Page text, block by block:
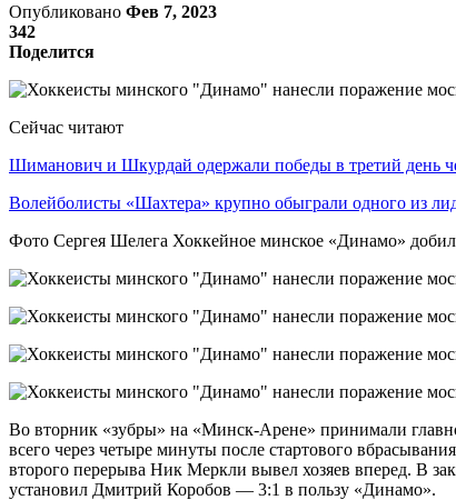
Опубликовано Фев 7, 2023
342
Поделится
Сейчас читают
Шиманович и Шкурдай одержали победы в третий день
Волейболисты «Шахтера» крупно обыграли одного из
Фото Сергея Шелега Хоккейное минское «Динамо»
Во вторник «зубры» на «Минск-Арене» принимали
всего через четыре минуты после стартового
второго перерыва Ник Меркли вывел хозяев вперед. В
установил Дмитрий Коробов — 3:1 в пользу «Динамо».